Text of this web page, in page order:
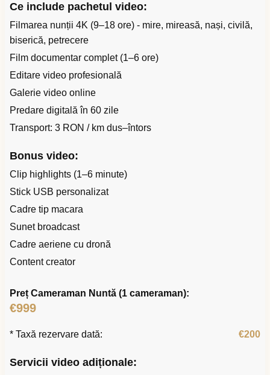
Ce include pachetul video:
Filmarea nunții 4K (9–18 ore) - mire, mireasă, nași, civilă,
biserică, petrecere
Film documentar complet (1–6 ore)
Editare video profesională
Galerie video online
Predare digitală în 60 zile
Transport: 3 RON / km dus–întors
Bonus video:
Clip highlights (1–6 minute)
Stick USB personalizat
Cadre tip macara
Sunet broadcast
Cadre aeriene cu dronă
Content creator
Preț Cameraman Nuntă (1 cameraman):
€999
* Taxă rezervare dată: €200
Servicii video adiționale: